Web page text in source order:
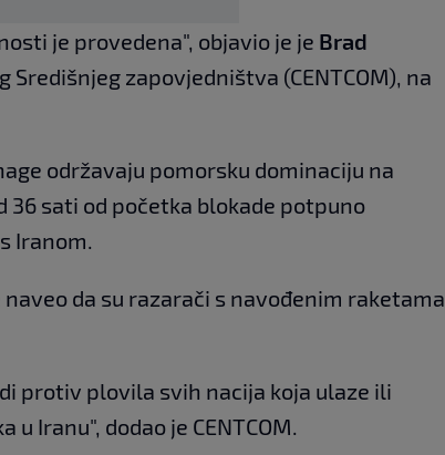
je provedena", objavio je je Brad
Središnjeg zapovjedništva (CENTCOM), na
održavaju pomorsku dominaciju na
36 sati od početka blokade potpuno
Iranom.
naveo da su razarači s navođenim raketama
protiv plovila svih nacija koja ulaze ili
Iranu", dodao je CENTCOM.